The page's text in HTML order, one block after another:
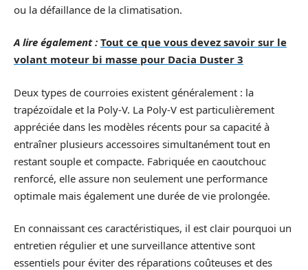
ou la défaillance de la climatisation.
A lire également : Tout ce que vous devez savoir sur le
volant moteur bi masse pour Dacia Duster 3
Deux types de courroies existent généralement : la
trapézoïdale et la Poly-V. La Poly-V est particulièrement
appréciée dans les modèles récents pour sa capacité à
entraîner plusieurs accessoires simultanément tout en
restant souple et compacte. Fabriquée en caoutchouc
renforcé, elle assure non seulement une performance
optimale mais également une durée de vie prolongée.
En connaissant ces caractéristiques, il est clair pourquoi un
entretien régulier et une surveillance attentive sont
essentiels pour éviter des réparations coûteuses et des